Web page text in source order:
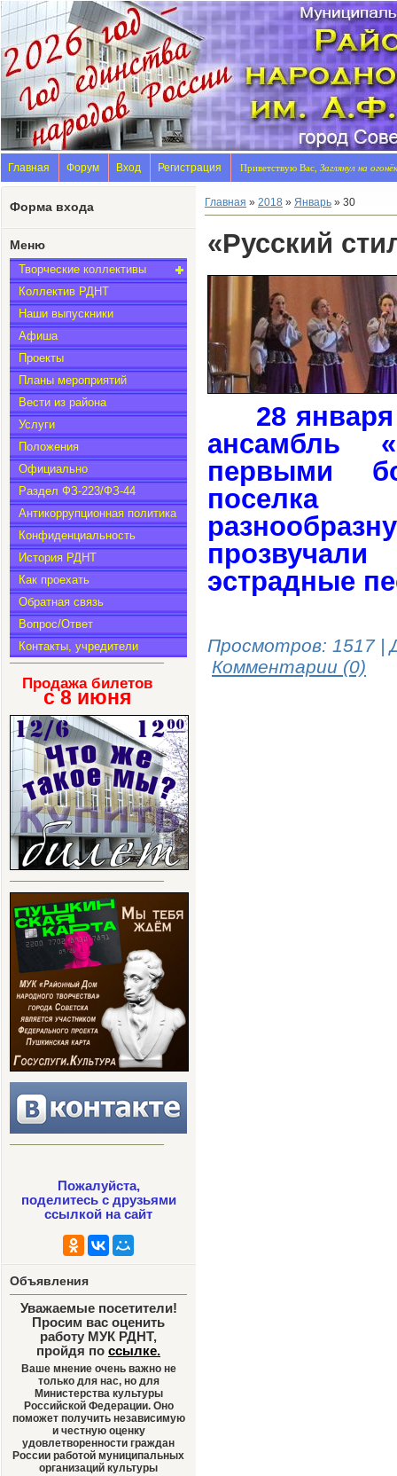
Главная Форум Вход Регистрация Приветствую Вас, Заглянул на огонёк
Форма входа
Меню
Творческие коллективы
Коллектив РДНТ
Наши выпускники
Афиша
Проекты
Планы мероприятий
Вести из района
Услуги
Положения
Официально
Раздел ФЗ-223/ФЗ-44
Антикоррупционная политика
Конфиденциальность
История РДНТ
Как проехать
Обратная связь
Вопрос/Ответ
Контакты, учредители
Продажа билетов
с 8 июня
Пожалуйста,
поделитесь с друзьями
ссылкой на сайт
Объявления
Уважаемые посетители!
Просим вас оценить
работу МУК РДНТ,
пройдя по ссылке.
Ваше мнение очень важно не
только для нас, но для
Министерства культуры
Российской Федерации. Оно
поможет получить независимую
и честную оценку
удовлетворенности граждан
России работой муниципальных
организаций культуры
Главная » 2018 » Январь » 30
«Русский
28
ансамбль
первыми
поселка
эстрадные
Просмотров: 1517 |
Комментарии (0)